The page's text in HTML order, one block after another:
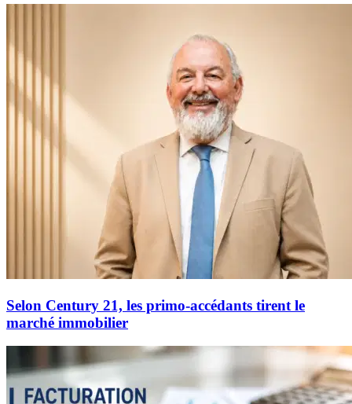
Selon Century 21, les primo-accédants tirent le
marché immobilier